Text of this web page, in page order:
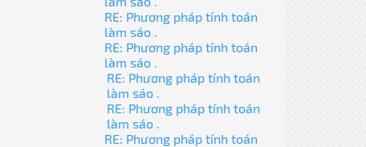
RE: Phương pháp tính toán
làm sáo .
RE: Phương pháp tính toán
làm sáo .
RE: Phương pháp tính toán
làm sáo .
RE: Phương pháp tính toán
làm sáo .
RE: Phương pháp tính toán